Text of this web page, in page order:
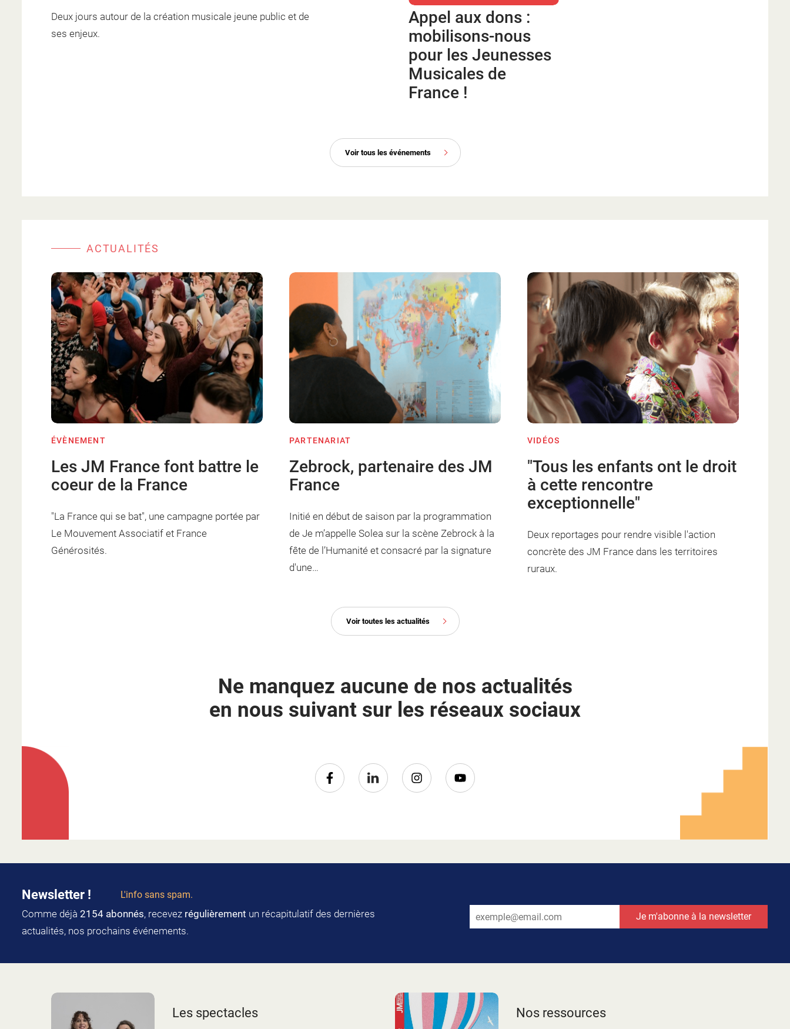
Deux jours autour de la création musicale jeune public et de
ses enjeux.
Appel aux dons :
mobilisons-nous
pour les Jeunesses
Musicales de
France !
Voir tous les événements
ACTUALITÉS
ÉVÈNEMENT
Les JM France font battre le
coeur de la France
"La France qui se bat", une campagne portée par
Le Mouvement Associatif et France
Générosités.
PARTENARIAT
Zebrock, partenaire des JM
France
Initié en début de saison par la programmation
de Je m’appelle Solea sur la scène Zebrock à la
fête de l’Humanité et consacré par la signature
d'une…
VIDÉOS
"Tous les enfants ont le droit
à cette rencontre
exceptionnelle"
Deux reportages pour rendre visible l'action
concrète des JM France dans les territoires
ruraux.
Voir toutes les actualités
Ne manquez aucune de nos actualités
en nous suivant sur les réseaux sociaux
Newsletter ! L'info sans spam.
Comme déjà 2154 abonnés, recevez régulièrement un récapitulatif des dernières
actualités, nos prochains événements.
Les spectacles Nos ressources